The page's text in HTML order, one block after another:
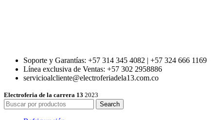
Soporte y Garantías: +57 314 345 4082 | +57 324 666 1169
Línea exclusiva de Ventas: +57 302 2958886
servicioalcliente@electroferiadela13.com.co
Electroferia de la carrera 13 2023
Search